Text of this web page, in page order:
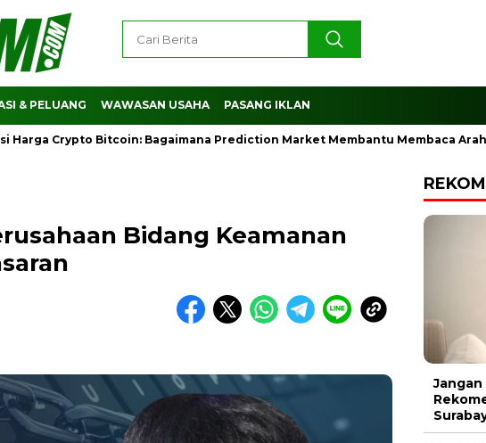
& PELUANG WAWASAN USAHA PASANG IKLAN
Crypto Bitcoin: Bagaimana Prediction Market Membantu Membaca Arah
Bidang Keamanan
Jangan